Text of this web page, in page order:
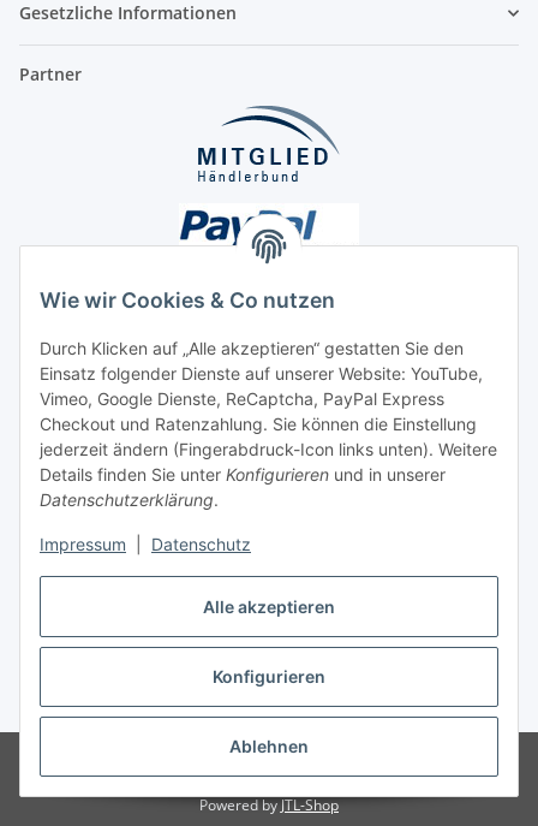
Alle akzeptieren
Konfigurieren
Ablehnen
Wie wir Cookies & Co nutzen
Durch Klicken auf „Alle akzeptieren“ gestatten Sie den
Einsatz folgender Dienste auf unserer Website: YouTube,
Vimeo, Google Dienste, ReCaptcha, PayPal Express
Checkout und Ratenzahlung. Sie können die Einstellung
jederzeit ändern (Fingerabdruck-Icon links unten). Weitere
Details finden Sie unter Konfigurieren und in unserer
Datenschutzerklärung.
Impressum Datenschutz
Gesetzliche Informationen
Partner
Unsere Seiten
Social Media
Vertrag widerrufen
* Alle Preise inkl. gesetzlicher USt., ** siehe Lieferbedingungen, zzgl.
Versand
Onlineshop für Endkunden und Wiederverkäufer
Powered byJTL-Shop